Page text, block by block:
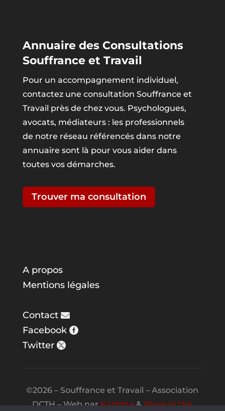
Annuaire des Consultations
Souffrance et Travail
Pour un accompagnement individuel,
contactez une consultation Souffrance et
Travail près de chez vous. Psychologues,
avocats, médiateurs : les professionnels
de notre réseau référencés dans notre
annuaire sont là pour vous aider dans
toutes vos démarches.
Trouver ma consultation
A propos
Mentions légales
Contact
Facebook
Twitter
©2026 – Souffrance et Travail – Association
DCTH – Web parKarlotta&Steve in the